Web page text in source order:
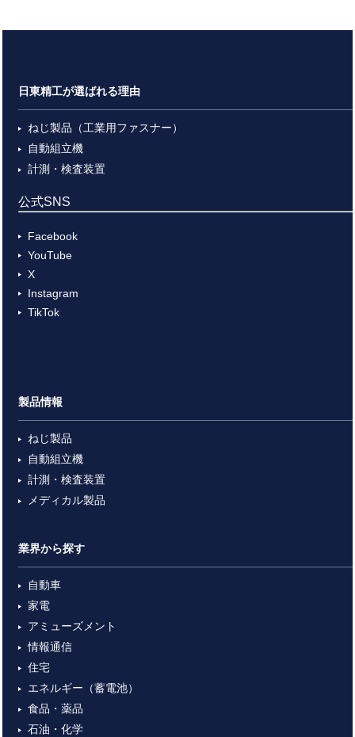
日東精工が選ばれる理由
ねじ製品（工業用ファスナー）
自動組立機
計測・検査装置
公式SNS
Facebook
YouTube
X
Instagram
TikTok
製品情報
ねじ製品
自動組立機
計測・検査装置
メディカル製品
業界から探す
自動車
家電
アミューズメント
情報通信
住宅
エネルギー（蓄電池）
食品・薬品
石油・化学